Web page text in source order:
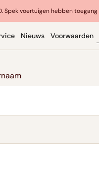
Spek voertuigen hebben
Nieuws Voorwaarden